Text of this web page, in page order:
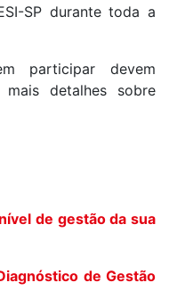
SP durante toda a
participar devem
detalhes sobre
de gestão da sua
de Gestão